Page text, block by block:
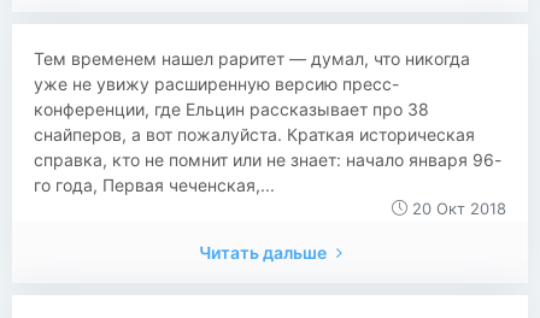
Тем временем нашел раритет — думал, что никогда
уже не увижу расширенную версию пресс-
конференции, где Ельцин рассказывает про 38
снайперов, а вот пожалуйста. Краткая историческая
справка, кто не помнит или не знает: начало января 96-
го года, Первая чеченская,...
20 Окт 2018
Читать дальше